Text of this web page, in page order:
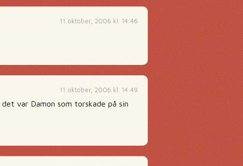
11 oktober, 2006 kl. 14:46
11 oktober, 2006 kl. 14:49
var Damon som torskade på sin